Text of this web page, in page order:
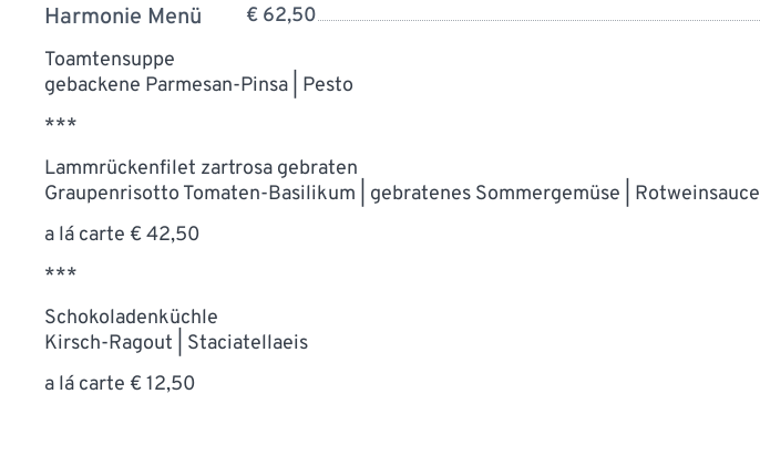
Harmonie Menü
€ 62,50
Toamtensuppe
gebackene Parmesan-Pinsa | Pesto
***
Lammrückenfilet zartrosa gebraten
Graupenrisotto Tomaten-Basilikum | gebratenes Sommergemüse | Rotweinsauce
a lá carte € 42,50
***
Schokoladenküchle
Kirsch-Ragout | Staciatellaeis
a lá carte € 12,50